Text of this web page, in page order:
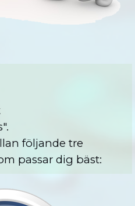
följande tre
passar dig bäst: